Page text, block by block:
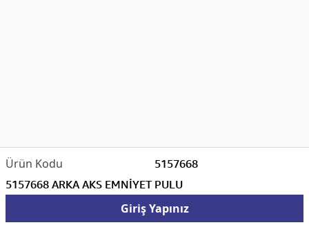
5157668
5157668 ARKA AKS EMNİYET PULU
Giriş Yapınız